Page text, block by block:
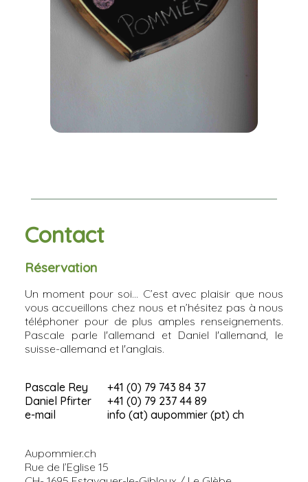
Contact
Réservation
Un moment pour soi... C’est avec plaisir que nous
vous accueillons chez nous et n’hésitez pas à nous
téléphoner pour de plus amples renseignements.
Pascale parle l'allemand et Daniel l'allemand, le
suisse-allemand et l'anglais.
Pascale Rey
+41 (0) 79 743 84 37
Daniel Pfirter
+41 (0) 79 237 44 89
e-mail
info (at) aupommier (pt) ch
Aupommier.ch
Rue de l’Eglise 15